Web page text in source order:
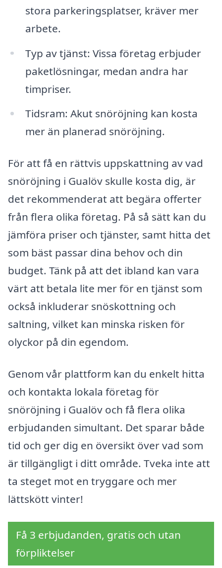
stora parkeringsplatser, kräver mer
arbete.
Typ av tjänst: Vissa företag erbjuder
paketlösningar, medan andra har
timpriser.
Tidsram: Akut snöröjning kan kosta
mer än planerad snöröjning.
För att få en rättvis uppskattning av vad
snöröjning i Gualöv skulle kosta dig, är
det rekommenderat att begära offerter
från flera olika företag. På så sätt kan du
jämföra priser och tjänster, samt hitta det
som bäst passar dina behov och din
budget. Tänk på att det ibland kan vara
värt att betala lite mer för en tjänst som
också inkluderar snöskottning och
saltning, vilket kan minska risken för
olyckor på din egendom.
Genom vår plattform kan du enkelt hitta
och kontakta lokala företag för
snöröjning i Gualöv och få flera olika
erbjudanden simultant. Det sparar både
tid och ger dig en översikt över vad som
är tillgängligt i ditt område. Tveka inte att
ta steget mot en tryggare och mer
lättskött vinter!
Få 3 erbjudanden, gratis och utan
förpliktelser